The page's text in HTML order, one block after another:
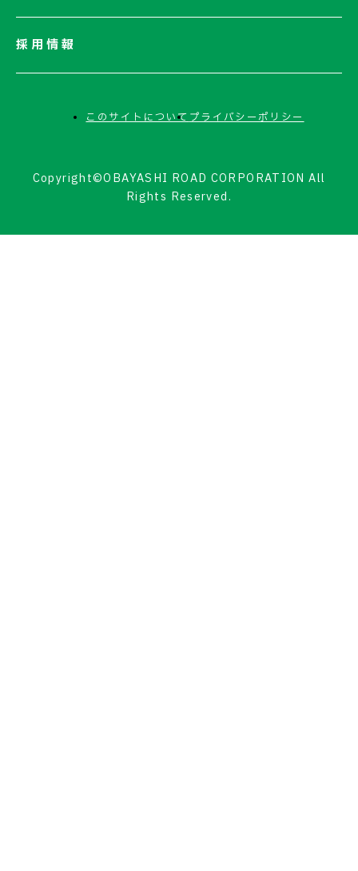
採用情報
このサイトについてプライバシーポリシー
Copyright©OBAYASHI ROAD CORPORATION All
Rights Reserved.